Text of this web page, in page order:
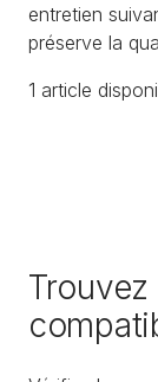
entretien
préserve la
1 article